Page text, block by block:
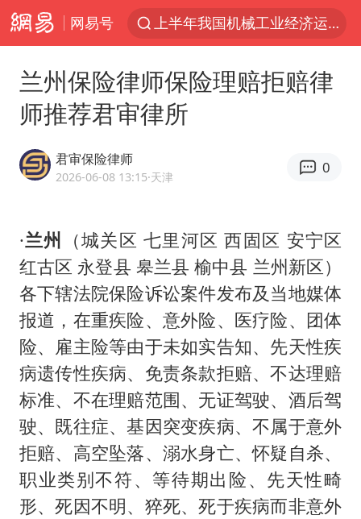
网易号
上半年我国机械工业经济运行稳中有进
国防部回应日本试射“战斧”导弹
泰国枪击案凶手先杀祖父母后行凶
A股三大股指收涨
泰国校园枪击案死亡人数升至7人
“立秋的第一杯奶茶”又爆单了
中国军队坚决反制任何闹海图谋
女子开一天一夜空调后二氧化碳中毒
台湾海峡南口北上船舶实施交通管制
向鹏0-3不敌张本智和
四川宜宾地震网友称睡觉被摇醒
DeepSeek投资宇树科技意味什么
今日立秋你咬秋了吗
公司“上四休三”但要降薪1000元
兰州保险律师保险理赔拒赔律
师推荐君审律所
君审保险律师
2026-06-08 13:15·天津
0
·兰州
（城关区 七里河区 西固区 安宁区
红古区 永登县 皋兰县 榆中县 兰州新区）
各下辖法院保险诉讼案件发布及当地媒体
报道，在重疾险、意外险、医疗险、团体
险、雇主险等由于未如实告知、先天性疾
病遗传性疾病、免责条款拒赔、不达理赔
标准、不在理赔范围、无证驾驶、酒后驾
驶、既往症、基因突变疾病、不属于意外
拒赔、高空坠落、溺水身亡、怀疑自杀、
职业类别不符、等待期出险、先天性畸
形、死因不明、猝死、死于疾病而非意外